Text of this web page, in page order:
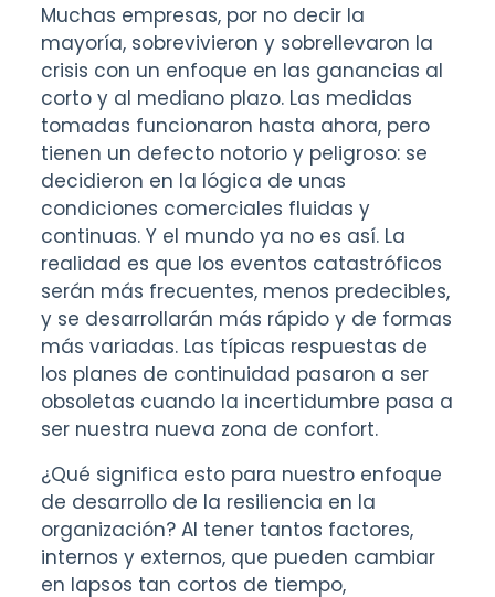
Muchas empresas, por no decir la
mayoría, sobrevivieron y sobrellevaron la
crisis con un enfoque en las ganancias al
corto y al mediano plazo. Las medidas
tomadas funcionaron hasta ahora, pero
tienen un defecto notorio y peligroso: se
decidieron en la lógica de unas
condiciones comerciales fluidas y
continuas. Y el mundo ya no es así. La
realidad es que los eventos catastróficos
serán más frecuentes, menos predecibles,
y se desarrollarán más rápido y de formas
más variadas. Las típicas respuestas de
los planes de continuidad pasaron a ser
obsoletas cuando la incertidumbre pasa a
ser nuestra nueva zona de confort.
¿Qué significa esto para nuestro enfoque
de desarrollo de la resiliencia en la
organización? Al tener tantos factores,
internos y externos, que pueden cambiar
en lapsos tan cortos de tiempo,